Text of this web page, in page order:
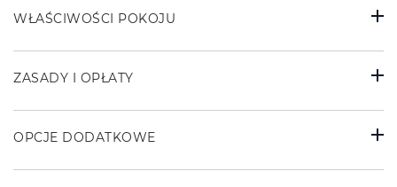
WŁAŚCIWOŚCI POKOJU
ZASADY I OPŁATY
OPCJE DODATKOWE